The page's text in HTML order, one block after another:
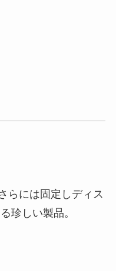
らには固定しディス
珍しい製品。